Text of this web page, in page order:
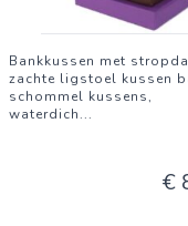
Bankkussen met
zachte ligstoel kussen
schommel kussens,
waterdich...
€